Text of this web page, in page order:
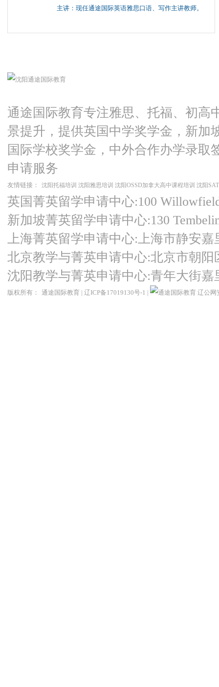
主讲：现任通途国际英语雅思口语、写作主讲教师。
通途国际教育专注雅思、托福、初高
景提升，提供英国中学奖学金，新加
国际学校奖学金，中外合作办学录取
申请服务
友情链接： 沈阳托福培训 沈阳雅思培训 沈阳OSSD加拿大高中课程培训 沈阳
英国菁英留学申请中心:100
新加坡菁英留学申请中心:130
上海菁英留学申请中心:上海市静安嘉
北京教学与菁英申请中心:北京市朝
沈阳教学与菁英申请中心:青年大街
版权所有： 通途国际教育 | 辽ICP备17019130号-1 | 辽公网